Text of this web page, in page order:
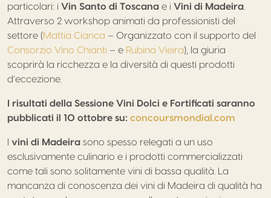
particolari: i Vin Santo di Toscana e i Vini di Madeira
Attraverso 2 workshop animati da professionisti del
settore (Mattia Cianca – Organizzato con il supporto del
Consorzio Vino Chianti – e Rubina Vieira), la giuria
scoprirà la ricchezza e la diversità di questi prodotti
d’eccezione.
I risultati della Sessione Vini Dolci e Fortificati saranno
pubblicati il 10 ottobre su: concoursmondial.com
I vini di Madeira sono spesso relegati a un uso
esclusivamente culinario e i prodotti commercializzati
come tali sono solitamente vini di bassa qualità. La
mancanza di conoscenza dei vini di Madeira di qualità ha